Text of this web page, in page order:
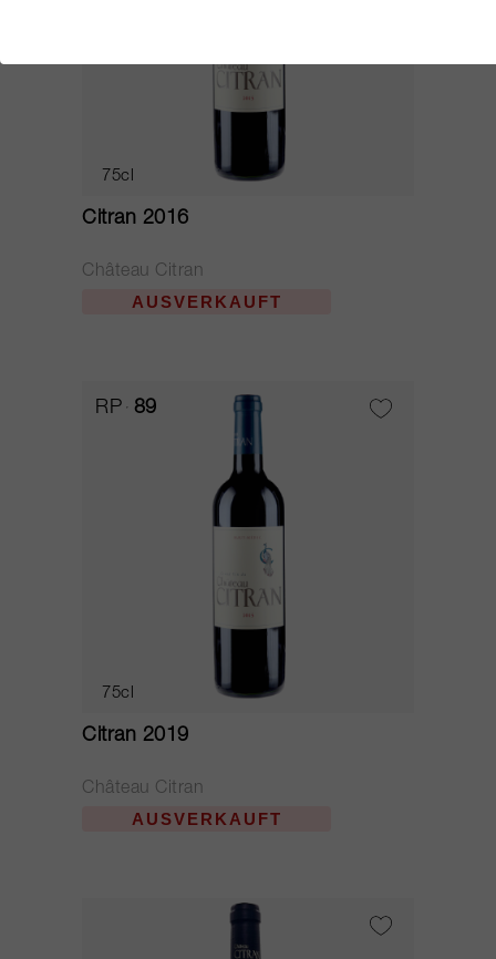
75cl
Citran 2016
Château Citran
AUSVERKAUFT
RP 89
75cl
Citran 2019
Château Citran
AUSVERKAUFT